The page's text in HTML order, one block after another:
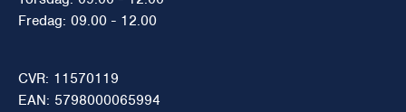
Fredag: 09.00 - 12.00
CVR: 11570119
EAN: 5798000065994